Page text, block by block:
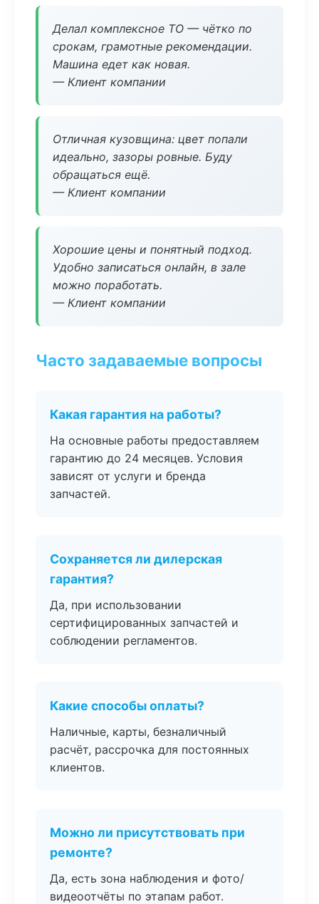
Делал комплексное ТО — чётко по
срокам, грамотные рекомендации.
Машина едет как новая.
— Клиент компании
Отличная кузовщина: цвет попали
идеально, зазоры ровные. Буду
обращаться ещё.
— Клиент компании
Хорошие цены и понятный подход.
Удобно записаться онлайн, в зале
можно поработать.
— Клиент компании
Часто задаваемые вопросы
Какая гарантия на работы?
На основные работы предоставляем
гарантию до 24 месяцев. Условия
зависят от услуги и бренда
запчастей.
Сохраняется ли дилерская
гарантия?
Да, при использовании
сертифицированных запчастей и
соблюдении регламентов.
Какие способы оплаты?
Наличные, карты, безналичный
расчёт, рассрочка для постоянных
клиентов.
Можно ли присутствовать при
ремонте?
Да, есть зона наблюдения и фото/
видеоотчёты по этапам работ.